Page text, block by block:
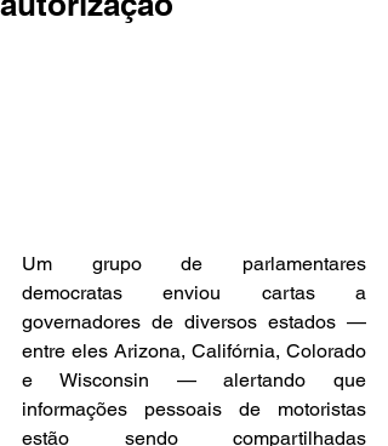
Um grupo de parlamentares
democratas enviou cartas a
governadores de diversos estados —
entre eles Arizona, Califórnia, Colorado
e Wisconsin — alertando que
informações pessoais de motoristas
estão sendo compartilhadas